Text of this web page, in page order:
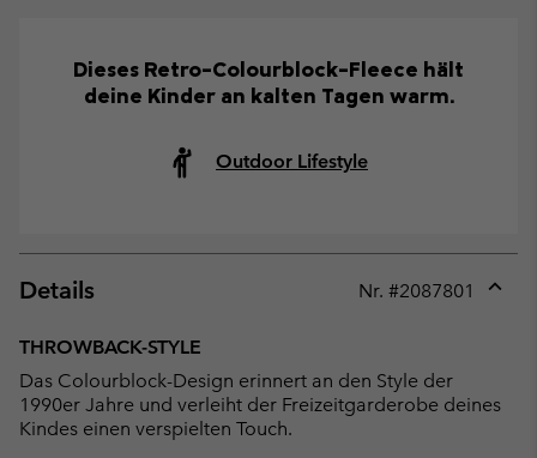
Dieses Retro-Colourblock-Fleece hält
deine Kinder an kalten Tagen warm.
Outdoor Lifestyle
Details Nr. #2087801
THROWBACK-STYLE
Das Colourblock-Design erinnert an den Style der
1990er Jahre und verleiht der Freizeitgarderobe deines
Kindes einen verspielten Touch.